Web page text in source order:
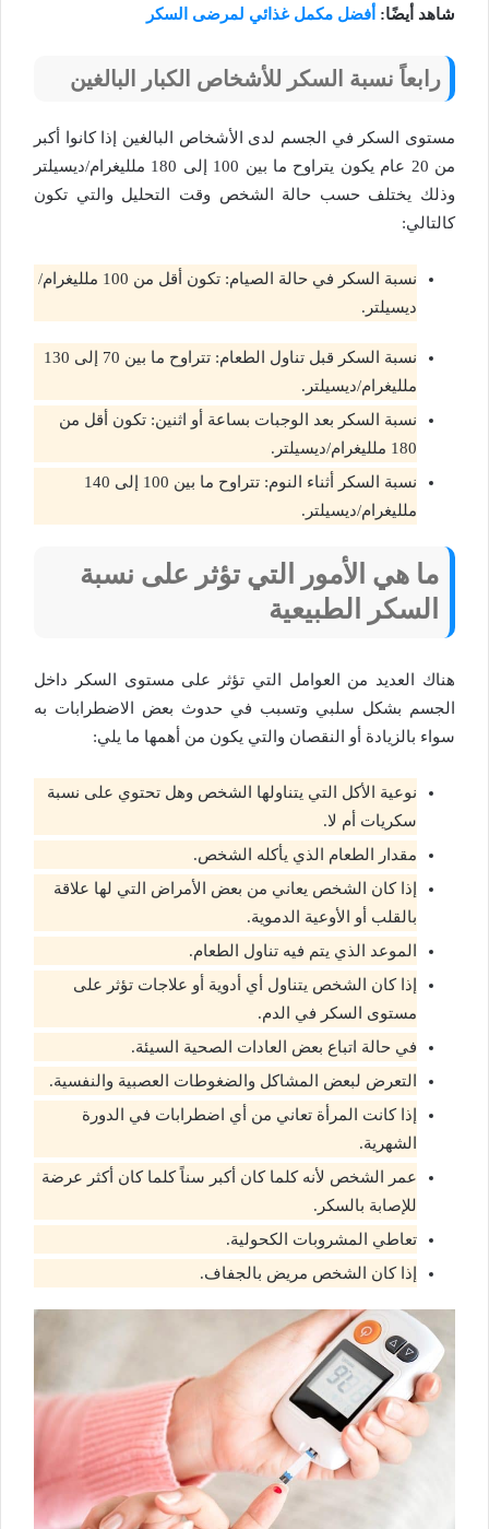
شاهد أيضًا: أفضل مكمل غذائي لمرضى السكر
رابعاً نسبة السكر للأشخاص الكبار البالغين
مستوى السكر في الجسم لدى الأشخاص البالغين إذا كانوا أكبر
من 20 عام يكون يتراوح ما بين 100 إلى 180 ملليغرام/ديسيلتر
وذلك يختلف حسب حالة الشخص وقت التحليل والتي تكون
كالتالي:
نسبة السكر في حالة الصيام: تكون أقل من 100 ملليغرام/
ديسيلتر.
نسبة السكر قبل تناول الطعام: تتراوح ما بين 70 إلى 130
ملليغرام/ديسيلتر.
نسبة السكر بعد الوجبات بساعة أو اثنين: تكون أقل من
180 ملليغرام/ديسيلتر.
نسبة السكر أثناء النوم: تتراوح ما بين 100 إلى 140
ملليغرام/ديسيلتر.
ما هي الأمور التي تؤثر على نسبة
السكر الطبيعية
هناك العديد من العوامل التي تؤثر على مستوى السكر داخل
الجسم بشكل سلبي وتسبب في حدوث بعض الاضطرابات به
سواء بالزيادة أو النقصان والتي يكون من أهمها ما يلي:
نوعية الأكل التي يتناولها الشخص وهل تحتوي على نسبة
سكريات أم لا.
مقدار الطعام الذي يأكله الشخص.
إذا كان الشخص يعاني من بعض الأمراض التي لها علاقة
بالقلب أو الأوعية الدموية.
الموعد الذي يتم فيه تناول الطعام.
إذا كان الشخص يتناول أي أدوية أو علاجات تؤثر على
مستوى السكر في الدم.
في حالة اتباع بعض العادات الصحية السيئة.
التعرض لبعض المشاكل والضغوطات العصبية والنفسية.
إذا كانت المرأة تعاني من أي اضطرابات في الدورة
الشهرية.
عمر الشخص لأنه كلما كان أكبر سناً كلما كان أكثر عرضة
للإصابة بالسكر.
تعاطي المشروبات الكحولية.
إذا كان الشخص مريض بالجفاف.